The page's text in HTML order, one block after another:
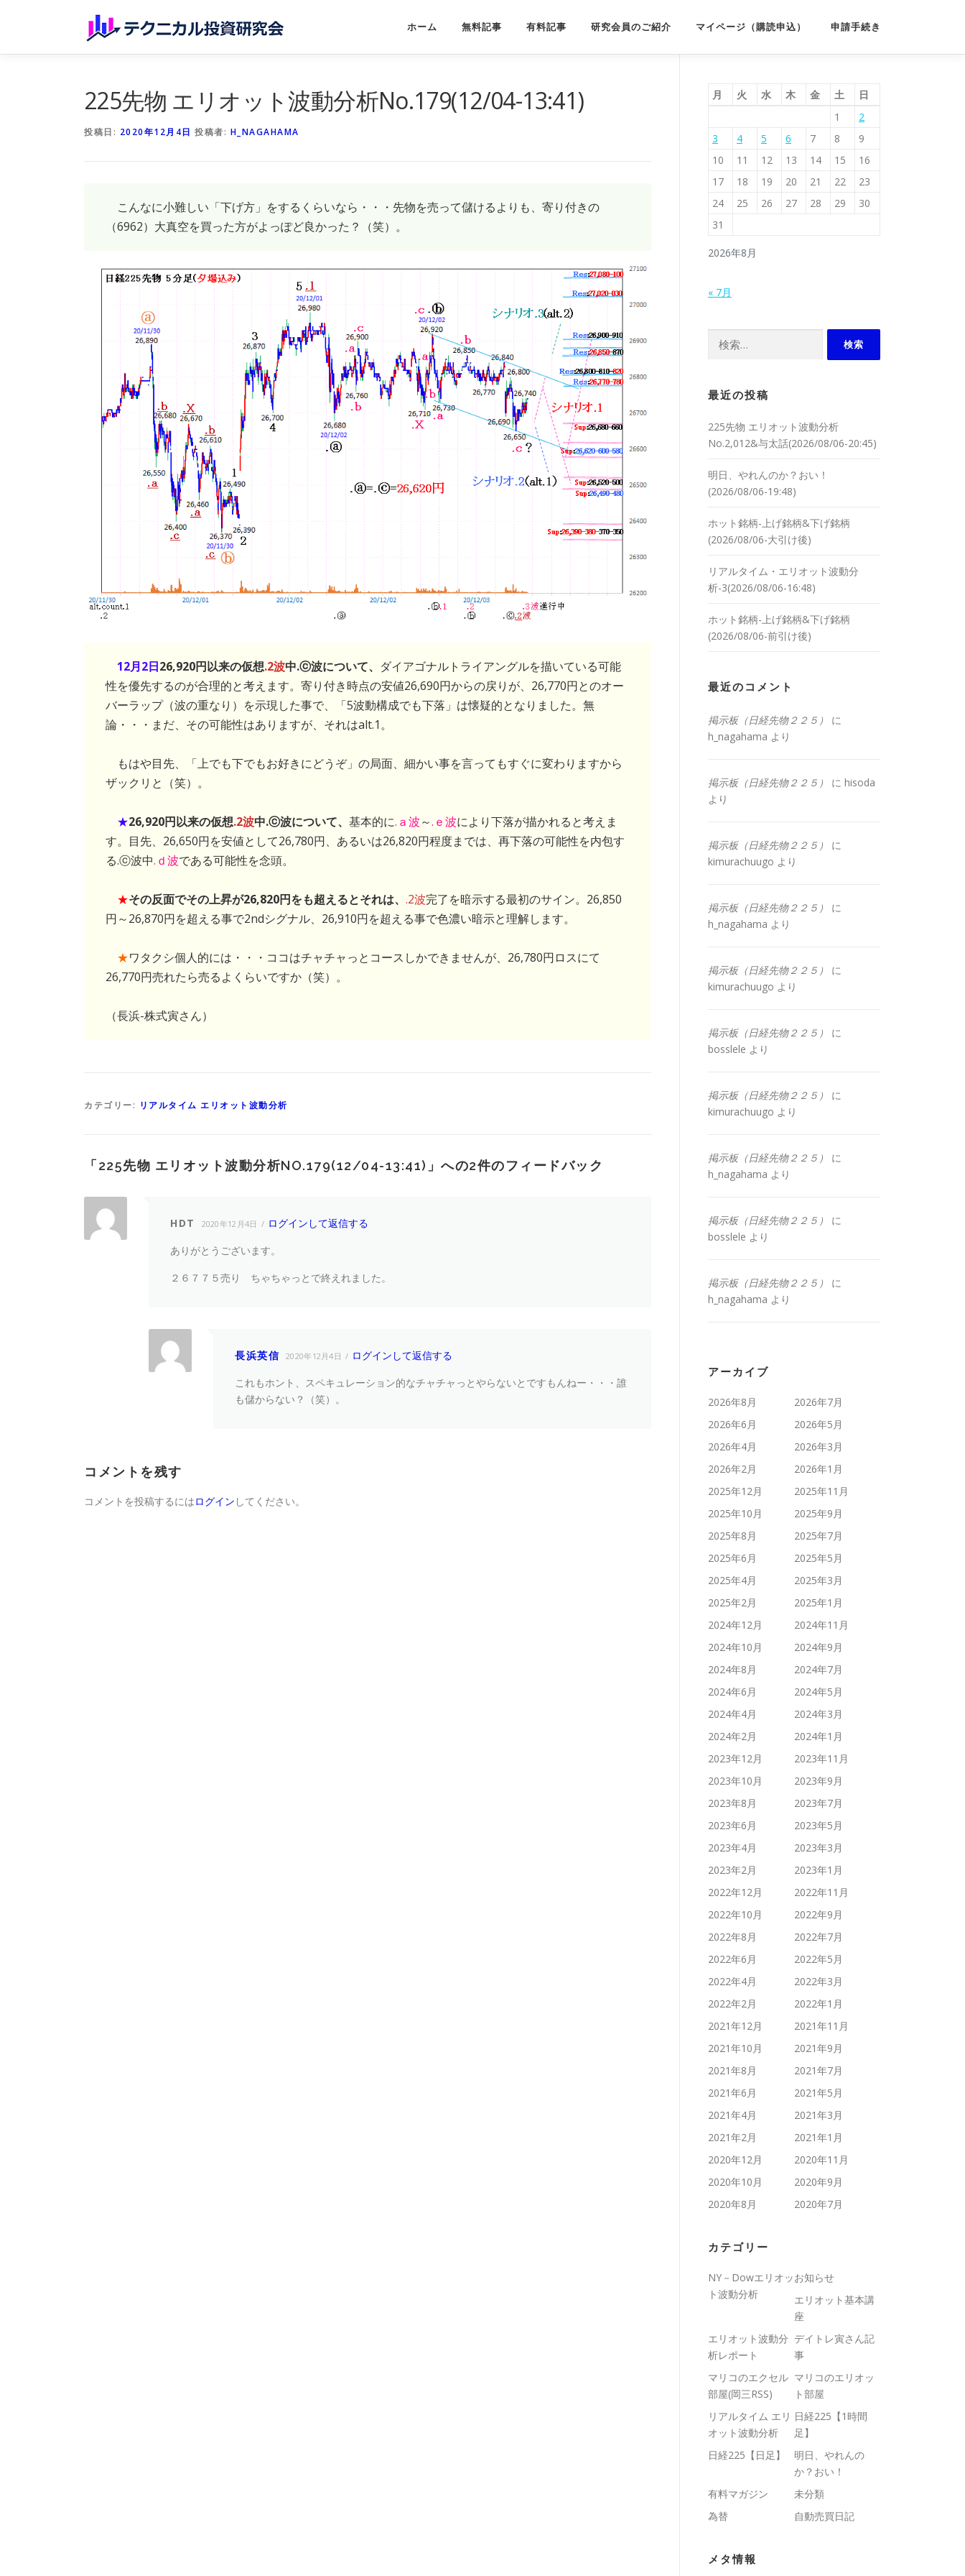
ホーム 無料記事 有料記事 研究会員のご紹介 マイページ（購読申込） 申請手続き
225先物 エリオット波動分析No.179(12/04-13:41)
投稿日: 2020年12月4日 投稿者: H_NAGAHAMA
こんなに小難しい「下げ方」をするくらいなら・・・先物を売って儲けるよりも、寄り付きの
（6962）大真空を買った方がよっぽど良かった？（笑）。
12月2日26,920円以来の仮想.2波中.ⓒ波について、 ダイアゴナルトライアングルを描いている可能
性を優先するのが合理的と考えます。寄り付き時点の安値26,690円からの戻りが、26,770円とのオー
バーラップ（波の重なり）を示現した事で、「5波動構成でも下落」は懐疑的となりました。無
論・・・まだ、その可能性はありますが、それはalt.1。
もはや目先、「上でも下でもお好きにどうぞ」の局面、細かい事を言ってもすぐに変わりますから
ザックリと（笑）。
★26,920円以来の仮想.2波中.ⓒ波について、 基本的に.ａ波～.ｅ波により下落が描かれると考えま
す。目先、26,650円を安値として26,780円、あるいは26,820円程度までは、再下落の可能性を内包す
る.ⓒ波中.ｄ波である可能性を念頭。
★その反面でその上昇が26,820円をも超えるとそれは、 .2波完了を暗示する最初のサイン。26,850
円～26,870円を超える事で2ndシグナル、26,910円を超える事で色濃い暗示と理解します。
★ワタクシ個人的には・・・ココはチャチャっとコースしかできませんが、26,780円ロスにて
26,770円売れたら売るよくらいですか（笑）。
（長浜-株式寅さん）
カテゴリー: リアルタイム エリオット波動分析
「 225先物 エリオット波動分析NO.179(12/04-13:41) 」への2件のフィードバック
HDT 2020年12月4日
ログインして返信する
ありがとうございます。
２６７７５売り ちゃちゃっとで終えれました。
長浜英信 2020年12月4日
ログインして返信する
これもホント、スペキュレーション的なチャチャっとやらないとですもんねー・・・誰
も儲からない？（笑）。
コメントを残す
コメントを投稿するにはログイン してください。
2026年8月
月 火 水 木 金 土
日
1
2
3
4 5 6 7 8
9
10
11 12 13 14 15
16
17
18 19 20 21 22
23
24
25 26 27 28 29
30
31
« 7月
検索:
最近の投稿
225先物 エリオット波動分析
No.2,012&与太話(2026/08/06-20:45)
明日、やれんのか？おい！
(2026/08/06-19:48)
ホット銘柄-上げ銘柄&下げ銘柄
(2026/08/06-大引け後)
リアルタイム・エリオット波動分
析-3(2026/08/06-16:48)
ホット銘柄-上げ銘柄&下げ銘柄
(2026/08/06-前引け後)
最近のコメント
掲示板（日経先物２２５）
に
h_nagahama より
掲示板（日経先物２２５） に hisoda
より
掲示板（日経先物２２５）
に
kimurachuugo より
掲示板（日経先物２２５）
に
h_nagahama より
掲示板（日経先物２２５）
に
kimurachuugo より
掲示板（日経先物２２５）
に
bosslele より
掲示板（日経先物２２５）
に
kimurachuugo より
掲示板（日経先物２２５）
に
h_nagahama より
掲示板（日経先物２２５）
に
bosslele より
掲示板（日経先物２２５）
に
h_nagahama より
アーカイブ
2026年8月
2026年7月
2026年6月
2026年5月
2026年4月
2026年3月
2026年2月
2026年1月
2025年12月
2025年11月
2025年10月
2025年9月
2025年8月
2025年7月
2025年6月
2025年5月
2025年4月
2025年3月
2025年2月
2025年1月
2024年12月
2024年11月
2024年10月
2024年9月
2024年8月
2024年7月
2024年6月
2024年5月
2024年4月
2024年3月
2024年2月
2024年1月
2023年12月
2023年11月
2023年10月
2023年9月
2023年8月
2023年7月
2023年6月
2023年5月
2023年4月
2023年3月
2023年2月
2023年1月
2022年12月
2022年11月
2022年10月
2022年9月
2022年8月
2022年7月
2022年6月
2022年5月
2022年4月
2022年3月
2022年2月
2022年1月
2021年12月
2021年11月
2021年10月
2021年9月
2021年8月
2021年7月
2021年6月
2021年5月
2021年4月
2021年3月
2021年2月
2021年1月
2020年12月
2020年11月
2020年10月
2020年9月
2020年8月
2020年7月
カテゴリー
NY－Dowエリオッ
ト波動分析
お知らせ
エリオット基本講
座
エリオット波動分
析レポート
デイトレ寅さん記
事
マリコのエクセル
部屋(岡三RSS)
マリコのエリオッ
ト部屋
リアルタイム エリ
オット波動分析
日経225【1時間
足】
日経225【日足】
明日、やれんの
か？おい！
有料マガジン
未分類
為替
自動売買日記
メタ情報